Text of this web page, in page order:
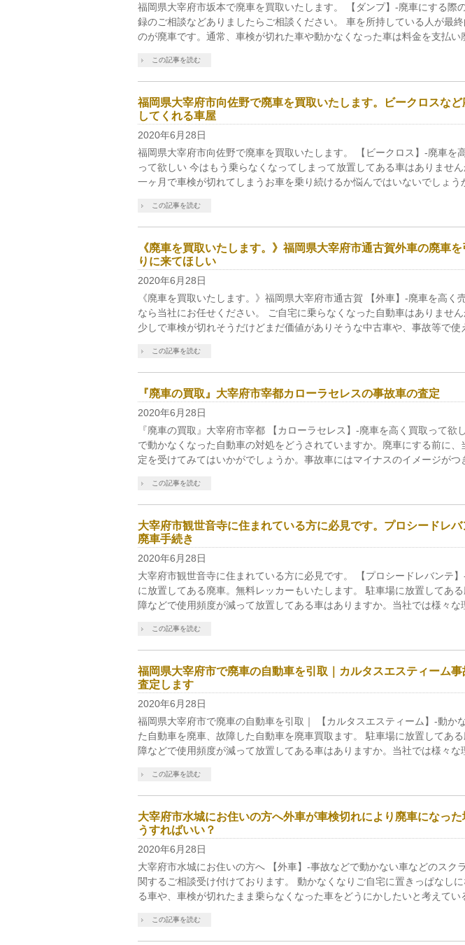
福岡県大宰府市坂本で廃車を買取いたします。 【ダンプ】-廃車にする際
録のご相談などありましたらご相談ください。 車を所持している人が最
のが廃車です。通常、車検が切れた車や動かなくなった車は料金を支払い
この記事を読む
福岡県大宰府市向佐野で廃車を買取いたします。ビークロスなど
してくれる車屋
2020年6月28日
福岡県大宰府市向佐野で廃車を買取いたします。 【ビークロス】-廃車を
って欲しい 今はもう乗らなくなってしまって放置してある車はありません
一ヶ月で車検が切れてしまうお車を乗り続けるか悩んではいないでしょう
この記事を読む
《廃車を買取いたします。》福岡県大宰府市通古賀外車の廃車を
りに来てほしい
2020年6月28日
《廃車を買取いたします。》福岡県大宰府市通古賀 【外車】-廃車を高く
なら当社にお任せください。 ご自宅に乗らなくなった自動車はありません
少しで車検が切れそうだけどまだ価値がありそうな中古車や、事故等で使
この記事を読む
『廃車の買取』大宰府市宰都カローラセレスの事故車の査定
2020年6月28日
『廃車の買取』大宰府市宰都 【カローラセレス】-廃車を高く買取って欲
で動かなくなった自動車の対処をどうされていますか。廃車にする前に、
定を受けてみてはいかがでしょうか。事故車にはマイナスのイメージがつ
この記事を読む
大宰府市観世音寺に住まれている方に必見です。プロシードレバ
廃車手続き
2020年6月28日
大宰府市観世音寺に住まれている方に必見です。 【プロシードレバンテ
に放置してある廃車。無料レッカーもいたします。 駐車場に放置してあ
障などで使用頻度が減って放置してある車はありますか。当社では様々な
この記事を読む
福岡県大宰府市で廃車の自動車を引取｜カルタスエスティーム事
査定します
2020年6月28日
福岡県大宰府市で廃車の自動車を引取｜ 【カルタスエスティーム】-動か
た自動車を廃車、故障した自動車を廃車買取ます。 駐車場に放置してあ
障などで使用頻度が減って放置してある車はありますか。当社では様々な
この記事を読む
大宰府市水城にお住いの方へ外車が車検切れにより廃車になった
うすればいい？
2020年6月28日
大宰府市水城にお住いの方へ 【外車】-事故などで動かない車などのスク
関するご相談受け付けております。 動かなくなりご自宅に置きっぱなし
る車や、車検が切れたまま乗らなくなった車をどうにかしたいと考えてい
この記事を読む